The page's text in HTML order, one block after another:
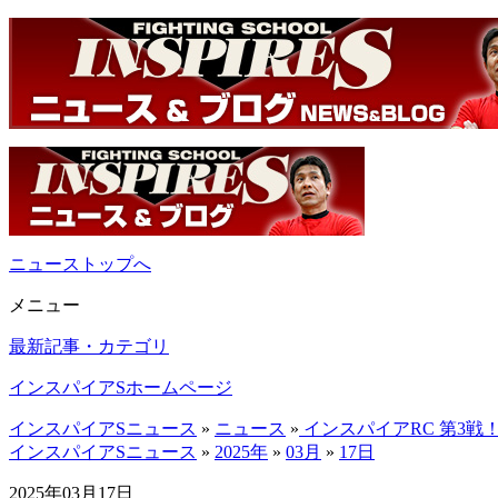
ニューストップへ
メニュー
最新記事・カテゴリ
インスパイアSホームページ
インスパイアSニュース » ニュース » インスパイアRC 第3戦
インスパイアSニュース » 2025年 » 03月 » 17日
2025年03月17日